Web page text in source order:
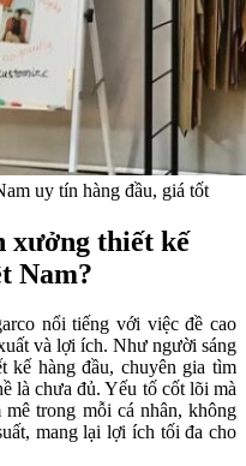
uy tín hàng đầu, giá tốt
xưởng thiết kế
Nam?
nổi tiếng với việc đề cao
và lợi ích. Như người sáng
kế hàng đầu, chuyên gia tìm
là chưa đủ. Yếu tố cốt lõi mà
trong mỗi cá nhân, không
mang lại lợi ích tối đa cho